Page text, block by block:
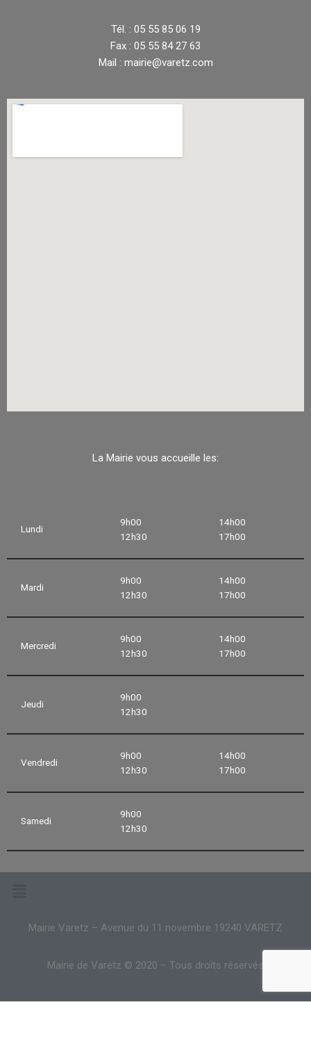
Tél. : 05 55 85 06 19
Fax : 05 55 84 27 63
Mail : mairie@varetz.com
La Mairie vous accueille les:
Lundi
9h00
12h30
14h00
17h00
Mardi
9h00
12h30
14h00
17h00
Mercredi
9h00
12h30
14h00
17h00
Jeudi
9h00
12h30
Vendredi
9h00
12h30
14h00
17h00
Samedi
9h00
12h30
Mairie Varetz – Avenue du 11 novembre 19240 VARETZ
Mairie de Varetz © 2020 – Tous droits réservés